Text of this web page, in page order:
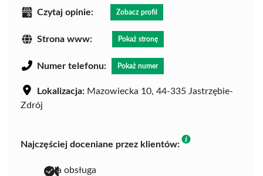
Czytaj opinie: Zobacz profil
Strona www: Pokaż stronę
Numer telefonu: Pokaż numer
Lokalizacja: Mazowiecka 10, 44-335 Jastrzębie-
Zdrój
Najczęściej doceniane przez klientów:
miła obsługa